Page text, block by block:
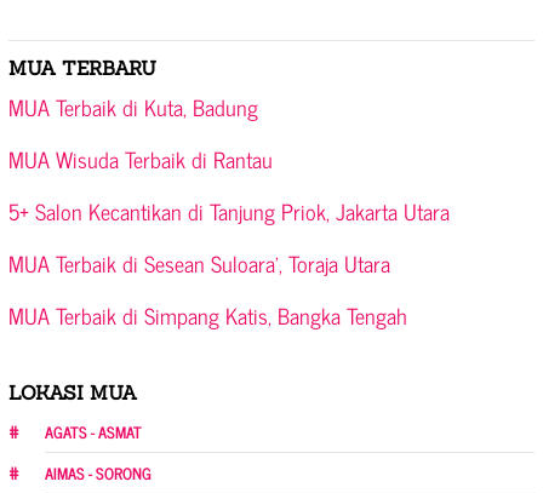
MUA TERBARU
MUA Terbaik di Kuta, Badung
MUA Wisuda Terbaik di Rantau
5+ Salon Kecantikan di Tanjung Priok, Jakarta Utara
MUA Terbaik di Sesean Suloara’, Toraja Utara
MUA Terbaik di Simpang Katis, Bangka Tengah
LOKASI MUA
AGATS - ASMAT
AIMAS - SORONG